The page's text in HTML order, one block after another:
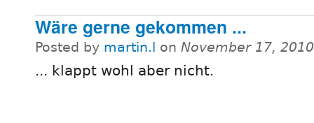
Wäre gerne gekommen ...
Posted by martin.l on November 17,
... klappt wohl aber nicht.